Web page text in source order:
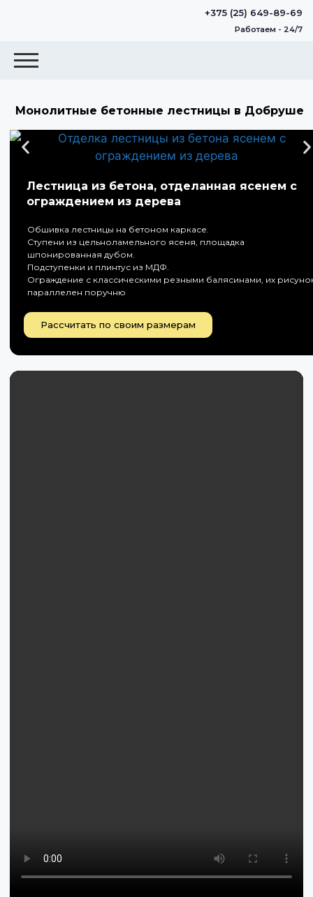
+375 (25) 649-89-69
Работаем - 24/7
Монолитные бетонные лестницы в Добруше
Лестница из бетона, отделанная ясенем с
ограждением из дерева
Обшивка лестницы на бетоном каркасе.
Ступени из цельноламельного ясеня, площадка
шпонированная дубом.
Подступенки и плинтус из МДФ.
Ограждение с классическими резными балясинами, их
параллелен поручню
Рассчитать по своим размерам